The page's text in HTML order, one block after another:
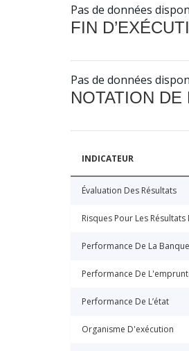
Pas de données
FIN
Pas de données
NOTATION DE
INDICATEUR
Évaluation Des Résultats
Risques Pour Les
Performance De La Banque
Performance De
Performance De L’état
Organisme D'exécution